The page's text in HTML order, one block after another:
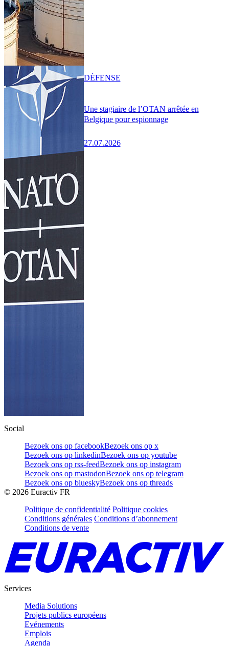
Une stagiaire de l’OTAN arrêtée en
Belgique pour espionnage
27.07.2026
DÉFENSE
Social
Bezoek ons op facebookBezoek ons op x
Bezoek ons op linkedinBezoek ons op youtube
Bezoek ons op rss-feedBezoek ons op instagram
Bezoek ons op mastodonBezoek ons op telegram
Bezoek ons op blueskyBezoek ons op threads
© 2026 Euractiv FR
Politique de confidentialité Politique cookies
Conditions générales Conditions d’abonnement
Conditions de vente
Services
Media Solutions
Projets publics européens
Evénements
Emplois
Agenda